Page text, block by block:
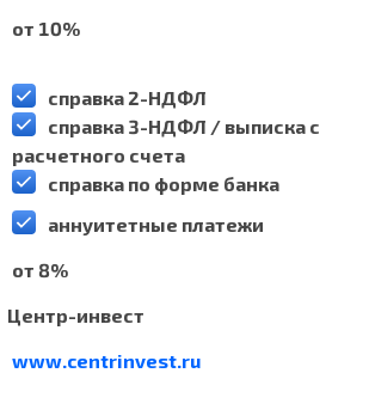
от 10%
️справка 2-НДФЛ
️справка 3-НДФЛ / выписка с
расчетного счета
️справка по форме банка
️аннуитетные платежи
от 8%
Центр-инвест
www.centrinvest.ru